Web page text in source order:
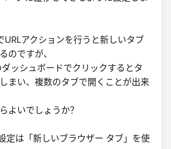
URLアクションを行うと新しいタブ
のですが、
ッシュボードでクリックするとタ
まい、複数のタブで開くことが出来
よいでしょうか？
定は「新しいブラウザー タブ」を使